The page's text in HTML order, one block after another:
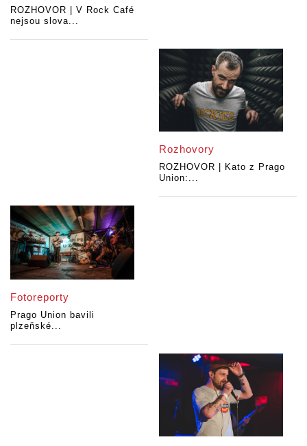
ROZHOVOR | V Rock Café
nejsou slova...
Rozhovory
ROZHOVOR | Kato z Prago
Union:...
Fotoreporty
Prago Union bavili
plzeňské...